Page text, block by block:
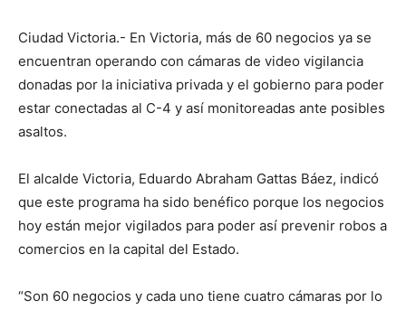
Ciudad Victoria.- En Victoria, más de 60 negocios ya se
encuentran operando con cámaras de video vigilancia
donadas por la iniciativa privada y el gobierno para poder
estar conectadas al C-4 y así monitoreadas ante posibles
asaltos.
El alcalde Victoria, Eduardo Abraham Gattas Báez, indicó
que este programa ha sido benéfico porque los negocios
hoy están mejor vigilados para poder así prevenir robos a
comercios en la capital del Estado.
“Son 60 negocios y cada uno tiene cuatro cámaras por lo